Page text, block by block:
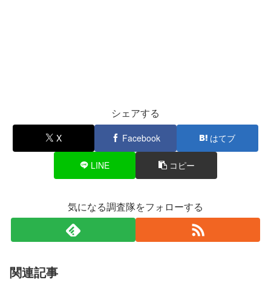
シェアする
X Facebook はてブ
LINE コピー
気になる調査隊をフォローする
関連記事